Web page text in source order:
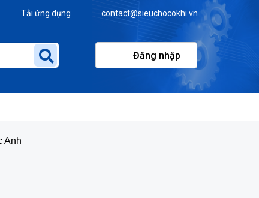
Tải ứng dụng contact@sieuchocokhi.vn
Đăng nhập
Anh